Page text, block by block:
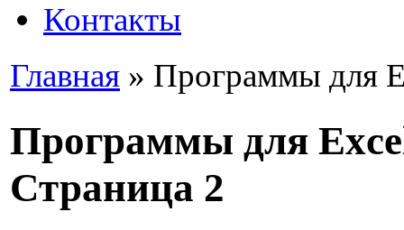
Контакты
Главная » Программы для
Программы для
Страница 2